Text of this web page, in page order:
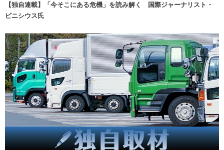
【独自連載】「今そこにある危機」を読み解く 国際ジャーナリスト・
ビニシウス氏